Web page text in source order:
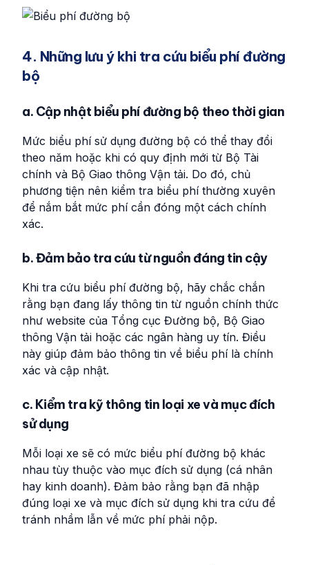
4. Những lưu ý khi tra cứu biểu phí đường
bộ
a. Cập nhật biểu phí đường bộ theo thời gian
Mức biểu phí sử dụng đường bộ có thể thay đổi
theo năm hoặc khi có quy định mới từ Bộ Tài
chính và Bộ Giao thông Vận tải. Do đó, chủ
phương tiện nên kiểm tra biểu phí thường xuyên
để nắm bắt mức phí cần đóng một cách chính
xác.
b. Đảm bảo tra cứu từ nguồn đáng tin cậy
Khi tra cứu biểu phí đường bộ, hãy chắc chắn
rằng bạn đang lấy thông tin từ nguồn chính thức
như website của Tổng cục Đường bộ, Bộ Giao
thông Vận tải hoặc các ngân hàng uy tín. Điều
này giúp đảm bảo thông tin về biểu phí là chính
xác và cập nhật.
c. Kiểm tra kỹ thông tin loại xe và mục đích
sử dụng
Mỗi loại xe sẽ có mức biểu phí đường bộ khác
nhau tùy thuộc vào mục đích sử dụng (cá nhân
hay kinh doanh). Đảm bảo rằng bạn đã nhập
đúng loại xe và mục đích sử dụng khi tra cứu để
tránh nhầm lẫn về mức phí phải nộp.